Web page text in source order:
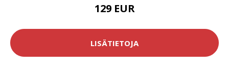
129 EUR
LISÄTIETOJA